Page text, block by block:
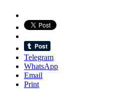
Telegram
WhatsApp
Email
Print